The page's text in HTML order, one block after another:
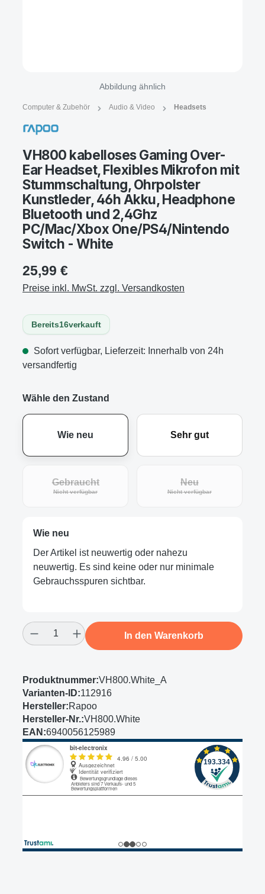
Abbildung ähnlich
Computer & Zubehör Audio & Video Headsets
VH800 kabelloses Gaming Over-
Ear Headset, Flexibles Mikrofon mit
Stummschaltung, Ohrpolster
Kunstleder, 46h Akku, Headphone
Bluetooth und 2,4Ghz
PC/Mac/Xbox One/PS4/Nintendo
Switch - White
25,99 €
Preise inkl. MwSt. zzgl. Versandkosten
Bereits16verkauft
Sofort verfügbar, Lieferzeit: Innerhalb von 24h
versandfertig
Wähle den Zustand
Wie neu Sehr gut
Gebraucht
Nicht verfügbar(Diese Option ist zurzeit nicht verfügbar.)
Neu
Nicht verfügbar(Diese Option ist
Wie neu
Der Artikel ist neuwertig oder nahezu
neuwertig. Es sind keine oder nur minimale
Gebrauchsspuren sichtbar.
Produkt Anzahl: Gib den gewünschten
In den Warenkorb
Produktnummer:VH800.White_A
Varianten-ID:112916
Hersteller:Rapoo
Hersteller-Nr.:VH800.White
EAN:6940056125989